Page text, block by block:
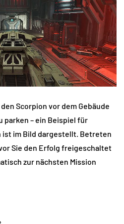
Scorpion vor dem Gebäude
parken – ein Beispiel für
ist im Bild dargestellt. Betreten
Sie den Erfolg freigeschaltet
zur nächsten Mission